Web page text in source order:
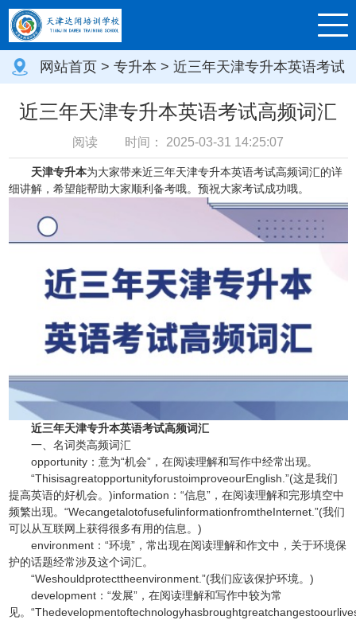
网站首页 > 专升本 > 近三年天津专升本英语考试
高频词汇
近三年天津专升本英语考试高频词汇
阅读 时间： 2025-03-31 14:25:07
天津专升本为大家带来近三年天津专升本英语考试高频词汇的详
细讲解，希望能帮助大家顺利备考哦。预祝大家考试成功哦。
近三年天津专升本英语考试高频词汇
一、名词类高频词汇
opportunity：意为“机会”，在阅读理解和写作中经常出现。
“ThisisagreatopportunityforustoimproveourEnglish.”(这是我们
提高英语的好机会。)information：“信息”，在阅读理解和完形填空中
频繁出现。“WecangetalotofusefulinformationfromtheInternet.”(我们
可以从互联网上获得很多有用的信息。)
environment：“环境”，常出现在阅读理解和作文中，关于环境保
护的话题经常涉及这个词汇。
“Weshouldprotecttheenvironment.”(我们应该保护环境。)
development：“发展”，在阅读理解和写作中较为常
见。